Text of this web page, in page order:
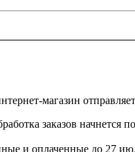
магазин
заказов начнется
и оплаченные до 27